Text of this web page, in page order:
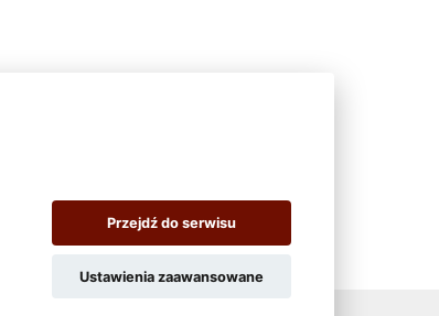
Przejdź do serwisu
Ustawienia zaawansowane